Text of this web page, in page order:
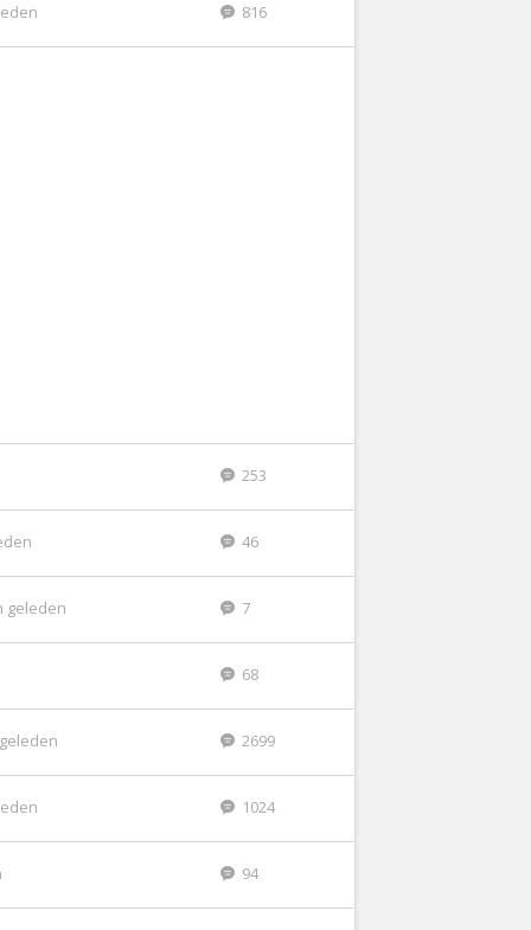
816
253
46
geleden 7
68
2699
1024
94